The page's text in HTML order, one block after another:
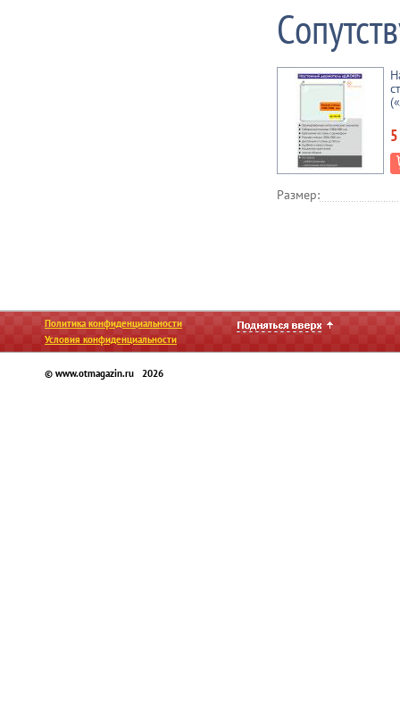
Размер:
Политика конфиденциальности
Условия конфиденциальности
© www.otmagazin.ru 2026